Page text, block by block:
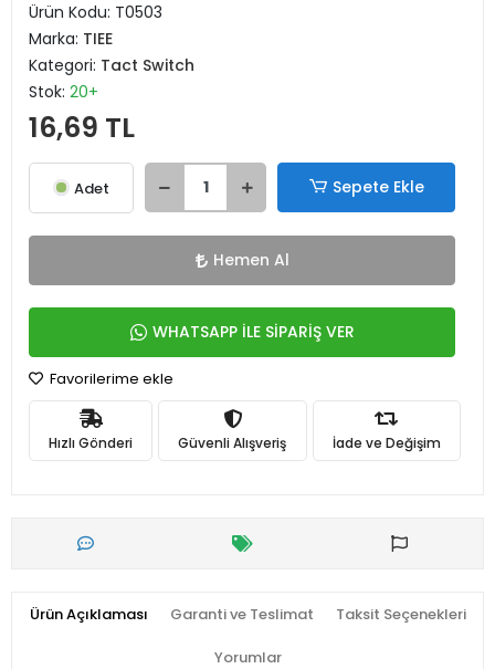
Ürün Kodu: T0503
Marka: TIEE
Kategori: Tact Switch
Stok: 20+
16,69 TL
Adet Sepete Ekle
Hemen Al
WHATSAPP İLE SİPARİŞ VER
Favorilerime ekle
Hızlı Gönderi Güvenli Alışveriş İade ve Değişim
Ürün Açıklaması Garanti ve Teslimat Taksit Seçenekleri
Yorumlar